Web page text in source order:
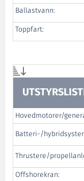
Ballastvann:
Toppfart:
Hovedmotorer/
Batteri-/
Thrustere/
Offshorekran: